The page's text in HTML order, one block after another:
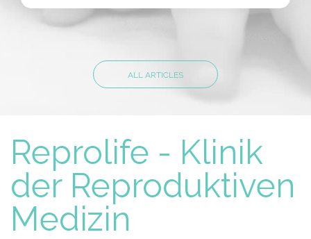
ALL ARTICLES
Reprolife - Klinik
der Reproduktiven
Medizin